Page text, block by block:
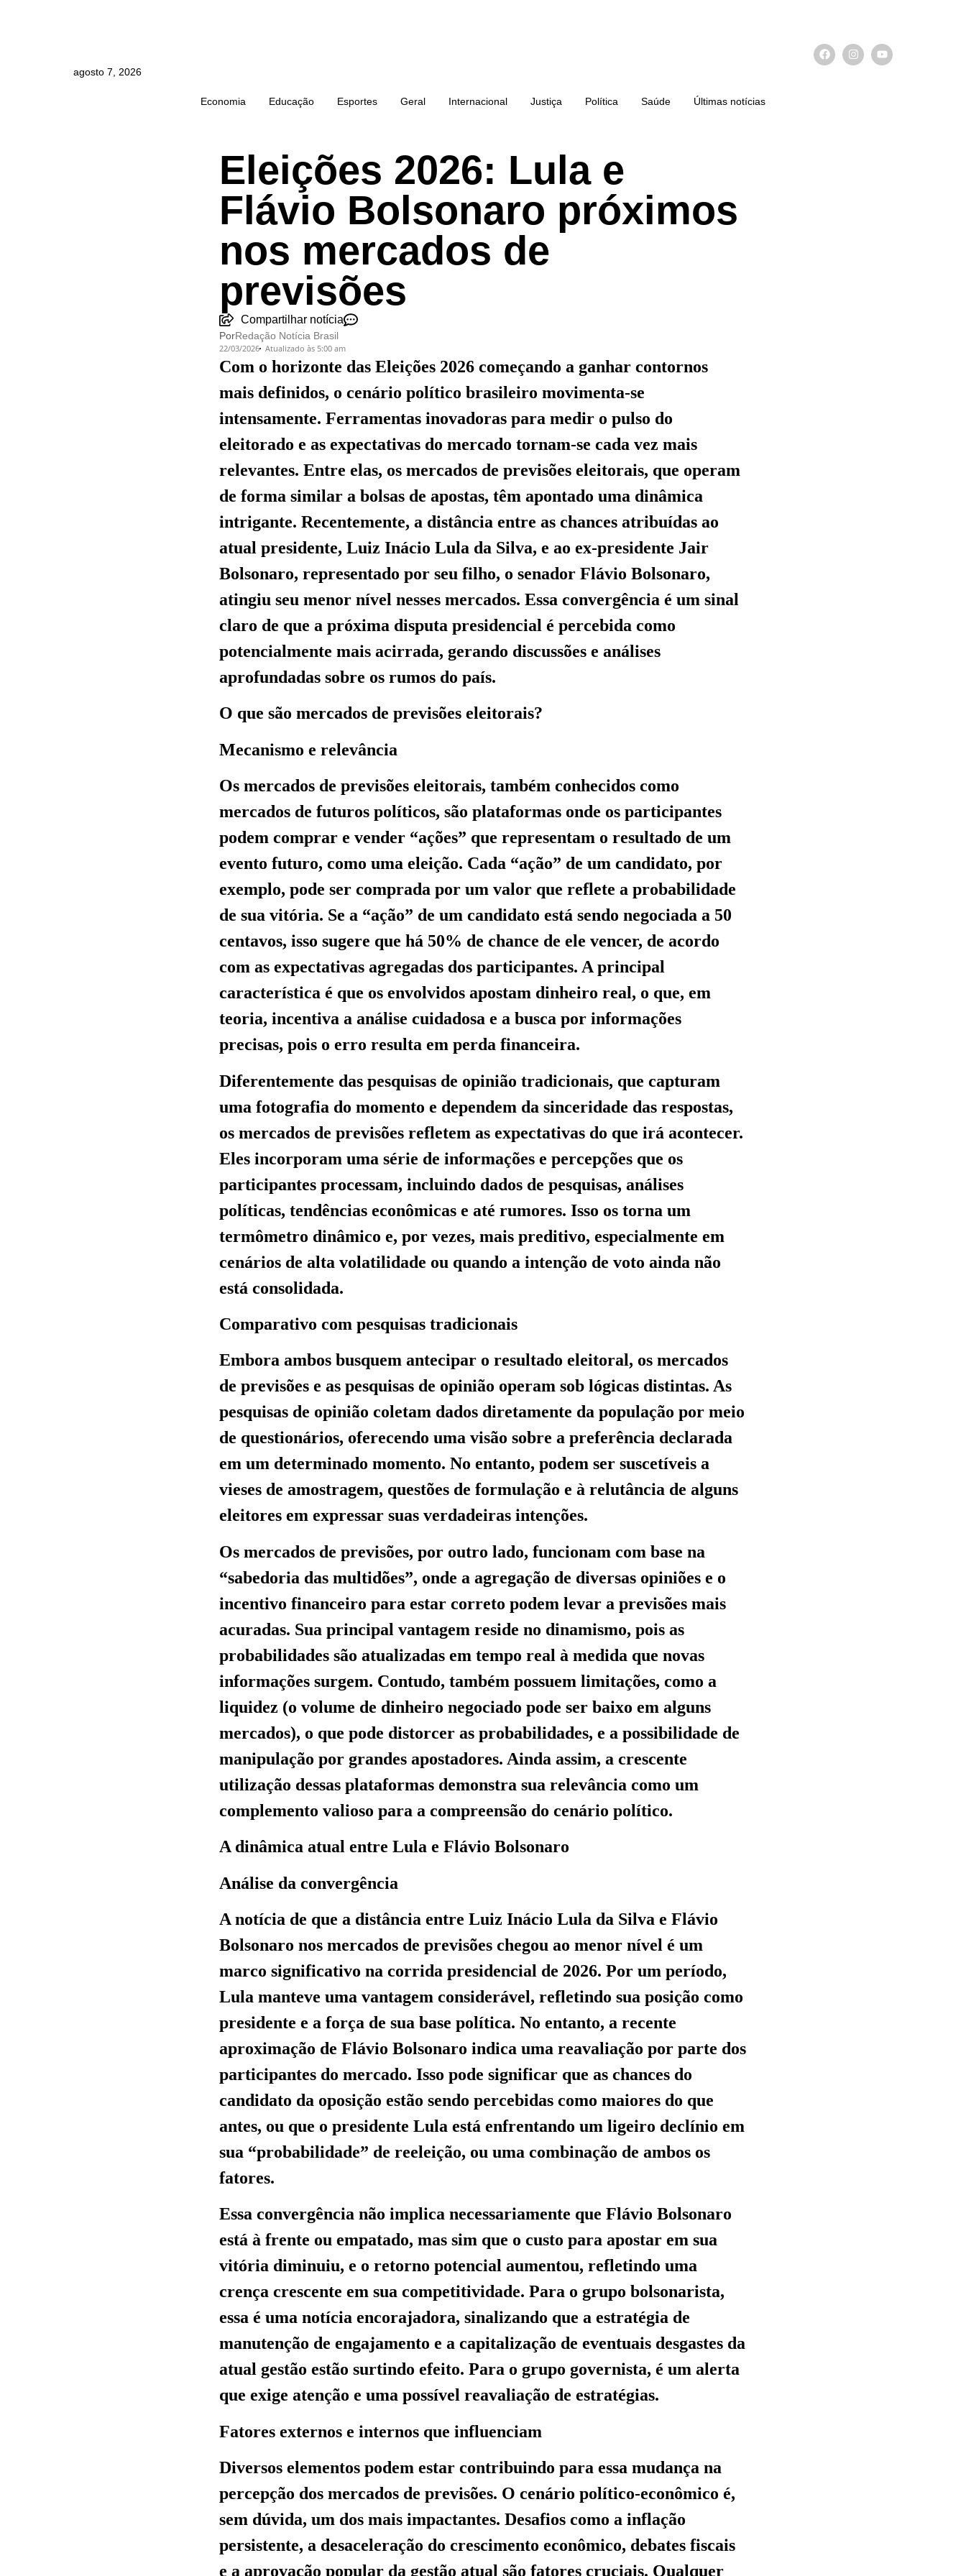
agosto 7, 2026
Economia Educação Esportes Geral Internacional Justiça Política Saúde Últimas notícias
Eleições 2026: Lula e
Flávio Bolsonaro próximos
nos mercados de
previsões
Compartilhar notícia
PorRedação Notícia Brasil
22/03/2026 Atualizado às 5:00 am
Com o horizonte das Eleições 2026 começando a ganhar contornos
mais definidos, o cenário político brasileiro movimenta-se
intensamente. Ferramentas inovadoras para medir o pulso do
eleitorado e as expectativas do mercado tornam-se cada vez mais
relevantes. Entre elas, os mercados de previsões eleitorais, que operam
de forma similar a bolsas de apostas, têm apontado uma dinâmica
intrigante. Recentemente, a distância entre as chances atribuídas ao
atual presidente, Luiz Inácio Lula da Silva, e ao ex-presidente Jair
Bolsonaro, representado por seu filho, o senador Flávio Bolsonaro,
atingiu seu menor nível nesses mercados. Essa convergência é um sinal
claro de que a próxima disputa presidencial é percebida como
potencialmente mais acirrada, gerando discussões e análises
aprofundadas sobre os rumos do país.
O que são mercados de previsões eleitorais?
Mecanismo e relevância
Os mercados de previsões eleitorais, também conhecidos como
mercados de futuros políticos, são plataformas onde os participantes
podem comprar e vender “ações” que representam o resultado de um
evento futuro, como uma eleição. Cada “ação” de um candidato, por
exemplo, pode ser comprada por um valor que reflete a probabilidade
de sua vitória. Se a “ação” de um candidato está sendo negociada a 50
centavos, isso sugere que há 50% de chance de ele vencer, de acordo
com as expectativas agregadas dos participantes. A principal
característica é que os envolvidos apostam dinheiro real, o que, em
teoria, incentiva a análise cuidadosa e a busca por informações
precisas, pois o erro resulta em perda financeira.
Diferentemente das pesquisas de opinião tradicionais, que capturam
uma fotografia do momento e dependem da sinceridade das respostas,
os mercados de previsões refletem as expectativas do que irá acontecer.
Eles incorporam uma série de informações e percepções que os
participantes processam, incluindo dados de pesquisas, análises
políticas, tendências econômicas e até rumores. Isso os torna um
termômetro dinâmico e, por vezes, mais preditivo, especialmente em
cenários de alta volatilidade ou quando a intenção de voto ainda não
está consolidada.
Comparativo com pesquisas tradicionais
Embora ambos busquem antecipar o resultado eleitoral, os mercados
de previsões e as pesquisas de opinião operam sob lógicas distintas. As
pesquisas de opinião coletam dados diretamente da população por meio
de questionários, oferecendo uma visão sobre a preferência declarada
em um determinado momento. No entanto, podem ser suscetíveis a
vieses de amostragem, questões de formulação e à relutância de alguns
eleitores em expressar suas verdadeiras intenções.
Os mercados de previsões, por outro lado, funcionam com base na
“sabedoria das multidões”, onde a agregação de diversas opiniões e o
incentivo financeiro para estar correto podem levar a previsões mais
acuradas. Sua principal vantagem reside no dinamismo, pois as
probabilidades são atualizadas em tempo real à medida que novas
informações surgem. Contudo, também possuem limitações, como a
liquidez (o volume de dinheiro negociado pode ser baixo em alguns
mercados), o que pode distorcer as probabilidades, e a possibilidade de
manipulação por grandes apostadores. Ainda assim, a crescente
utilização dessas plataformas demonstra sua relevância como um
complemento valioso para a compreensão do cenário político.
A dinâmica atual entre Lula e Flávio Bolsonaro
Análise da convergência
A notícia de que a distância entre Luiz Inácio Lula da Silva e Flávio
Bolsonaro nos mercados de previsões chegou ao menor nível é um
marco significativo na corrida presidencial de 2026. Por um período,
Lula manteve uma vantagem considerável, refletindo sua posição como
presidente e a força de sua base política. No entanto, a recente
aproximação de Flávio Bolsonaro indica uma reavaliação por parte dos
participantes do mercado. Isso pode significar que as chances do
candidato da oposição estão sendo percebidas como maiores do que
antes, ou que o presidente Lula está enfrentando um ligeiro declínio em
sua “probabilidade” de reeleição, ou uma combinação de ambos os
fatores.
Essa convergência não implica necessariamente que Flávio Bolsonaro
está à frente ou empatado, mas sim que o custo para apostar em sua
vitória diminuiu, e o retorno potencial aumentou, refletindo uma
crença crescente em sua competitividade. Para o grupo bolsonarista,
essa é uma notícia encorajadora, sinalizando que a estratégia de
manutenção de engajamento e a capitalização de eventuais desgastes da
atual gestão estão surtindo efeito. Para o grupo governista, é um alerta
que exige atenção e uma possível reavaliação de estratégias.
Fatores externos e internos que influenciam
Diversos elementos podem estar contribuindo para essa mudança na
percepção dos mercados de previsões. O cenário político-econômico é,
sem dúvida, um dos mais impactantes. Desafios como a inflação
persistente, a desaceleração do crescimento econômico, debates fiscais
e a aprovação popular da gestão atual são fatores cruciais. Qualquer